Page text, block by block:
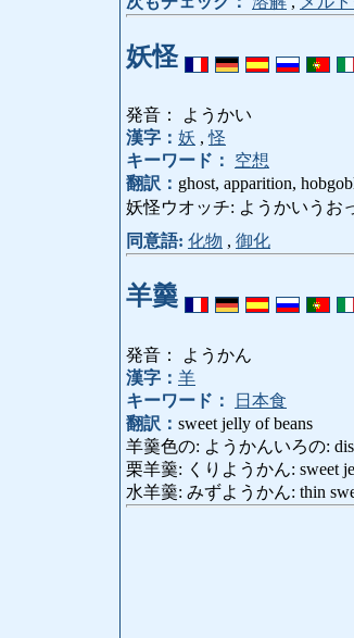
妖怪
発音： ようかい
漢字： 妖 ,怪
キーワード：
空想
翻訳： ghost, apparition,
妖怪ウオッチ: ようかいうお
同意語: 化物 , 御化
羊羹
発音： ようかん
漢字： 羊
キーワード：
日本食
翻訳： sweet jelly of beans
羊羹色の: ようかんいろの:
栗羊羹: くりようかん: sweet
水羊羹: みずようかん: thin